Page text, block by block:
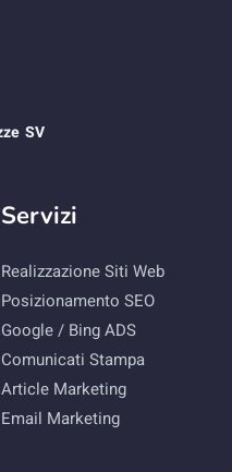
SV
Servizi
Realizzazione Siti Web
Posizionamento SEO
Google / Bing ADS
Comunicati Stampa
Article Marketing
Email Marketing